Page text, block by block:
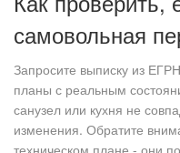
самовольная
Запросите выписку из
планы с реальным
санузел или кухня не
изменения. Обратите